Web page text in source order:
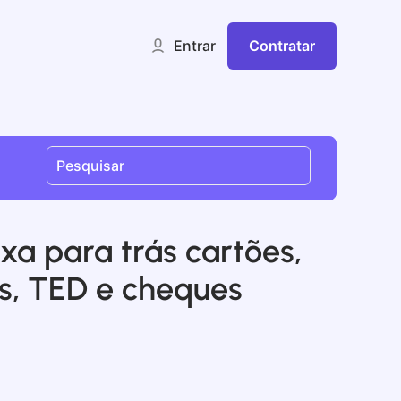
Entrar Contratar
para trás cartões,
TED e cheques